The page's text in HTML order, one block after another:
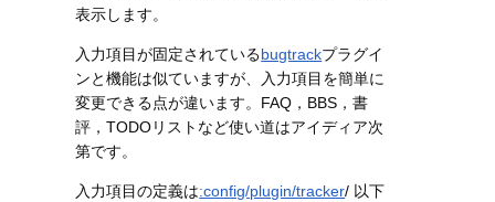
表示します。
入力項目が固定されているbugtrackプラグイ
ンと機能は似ていますが、入力項目を簡単に
変更できる点が違います。FAQ，BBS，書
評，TODOリストなど使い道はアイディア次
第です。
入力項目の定義は:config/plugin/tracker/ 以下